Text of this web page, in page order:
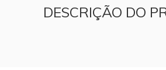
DESCRIÇÃO DO